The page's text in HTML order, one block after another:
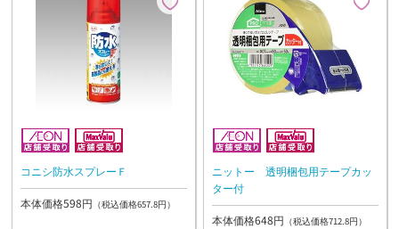
コニシ防水スプレーＦ
本体価格598円 （税込価格657.8円）
ニットー 透明梱包用テープカッ
ター付
本体価格648円 （税込価格712.8円）